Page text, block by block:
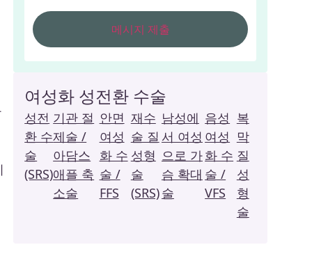
여성화 성전환 수술
성전
환 수
술
(SRS)
기관 절
제술 /
아담스
애플 축
소술
안면
여성
화 수
술 /
FFS
재수
술 질
성형
술
(SRS)
남성에
서 여성
으로 가
슴 확대
술
음성
여성
화 수
술 /
VFS
복
막
질
성
형
술